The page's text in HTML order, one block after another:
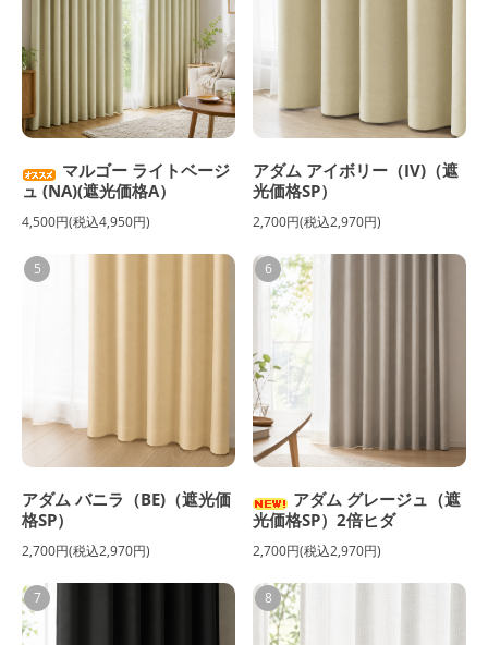
マルゴー ライトベージ
ュ (NA)(遮光価格A）
4,500円(税込4,950円)
アダム アイボリー（IV)（遮
光価格SP）
2,700円(税込2,970円)
5
アダム バニラ（BE)（遮光価
格SP）
2,700円(税込2,970円)
6
アダム グレージュ（遮
光価格SP）2倍ヒダ
2,700円(税込2,970円)
7 8